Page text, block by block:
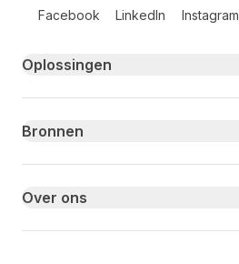
Facebook LinkedIn Instagram
Primary footer navigation
Oplossingen
Bronnen
Over ons